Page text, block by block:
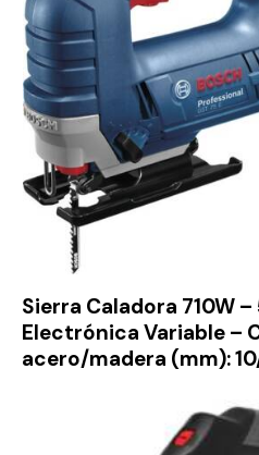
Sierra Caladora 710W
Electrónica Variable –
acero/madera (mm):